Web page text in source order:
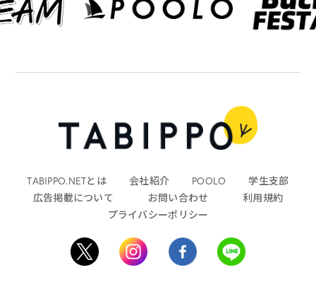
TABIPPO.NETとは 会社紹介 POOLO
学生支部
広告掲載について
お問い合わせ
利用規約
プライバシーポリシー